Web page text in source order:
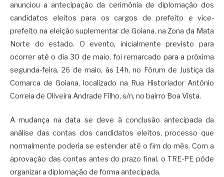
anunciou a antecipação da cerimônia de diplomação dos
candidatos eleitos para os cargos de prefeito e vice-
prefeito na eleição suplementar de Goiana, na Zona da Mata
Norte do estado. O evento, inicialmente previsto para
ocorrer até o dia 30 de maio, foi remarcado para a próxima
segunda-feira, 26 de maio, às 14h, no Fórum de Justiça da
Comarca de Goiana, localizado na Rua Historiador Antônio
Correia de Oliveira Andrade Filho, s/n, no bairro Boa Vista.
A mudança na data se deve à conclusão antecipada da
análise das contas dos candidatos eleitos, processo que
normalmente poderia se estender até o fim do mês. Com a
aprovação das contas antes do prazo final, o TRE-PE pôde
organizar a diplomação de forma antecipada.